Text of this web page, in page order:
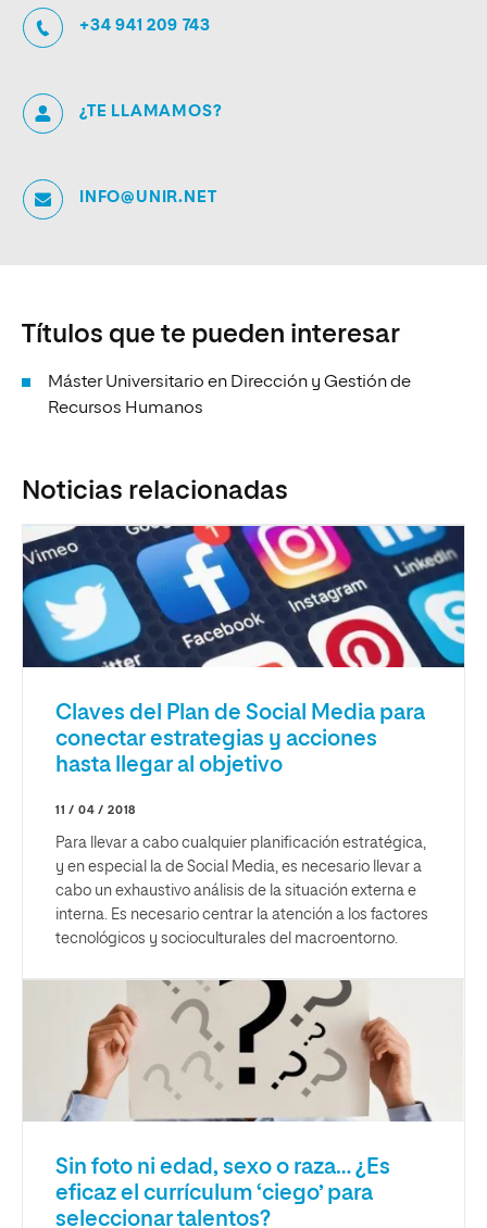
+34 941 209 743
¿TE LLAMAMOS?
INFO@UNIR.NET
Títulos que te pueden interesar
Máster Universitario en Dirección y Gestión de
Recursos Humanos
Noticias relacionadas
Claves del Plan de Social Media para
conectar estrategias y acciones
hasta llegar al objetivo
11 / 04 / 2018
Para llevar a cabo cualquier planificación estratégica,
y en especial la de Social Media, es necesario llevar a
cabo un exhaustivo análisis de la situación externa e
interna. Es necesario centrar la atención a los factores
tecnológicos y socioculturales del macroentorno.
Sin foto ni edad, sexo o raza… ¿Es
eficaz el currículum ‘ciego’ para
seleccionar talentos?